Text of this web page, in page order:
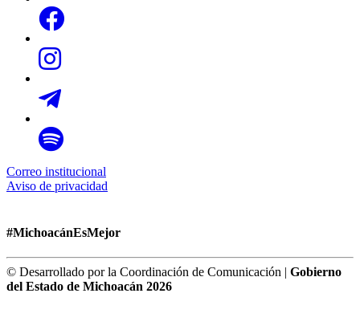
Correo institucional
Aviso de privacidad
#MichoacánEsMejor
© Desarrollado por la Coordinación de Comunicación | Gobierno
del Estado de Michoacán 2026